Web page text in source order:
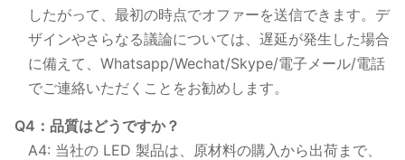
したがって、最初の時点でオファーを送信できます。デ
ザインやさらなる議論については、遅延が発生した場合
に備えて、Whatsapp/Wechat/Skype/電子メール/電話
でご連絡いただくことをお勧めします。
Q4：品質はどうですか？
A4: 当社の LED 製品は、原材料の購入から出荷まで、